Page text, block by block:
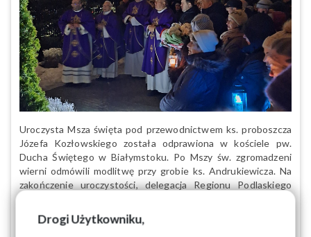
Drogi Użytkowniku,
Uroczysta Msza święta pod przewodnictwem ks. proboszcza
Józefa Kozłowskiego została odprawiona w kościele pw.
Ducha Świętego w Białymstoku. Po Mszy św. zgromadzeni
wierni odmówili modlitwę przy grobie ks. Andrukiewicza. Na
zakończenie uroczystości, delegacja Regionu Podlaskiego
Mozolewskim, tradycyjnie złożyła kwiaty i zapaliła znicze.